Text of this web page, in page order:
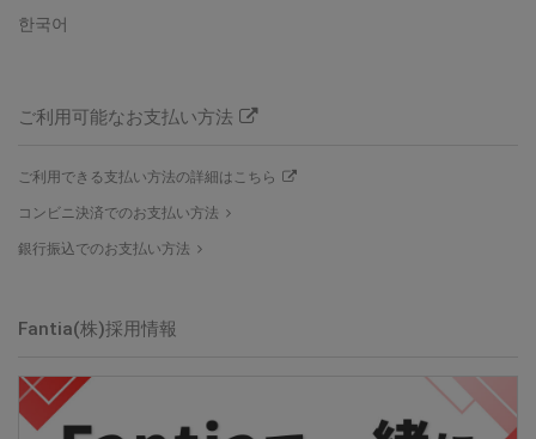
한국어
ご利用可能なお支払い方法
ご利用できる支払い方法の詳細はこちら
コンビニ決済でのお支払い方法
銀行振込でのお支払い方法
Fantia(株)採用情報